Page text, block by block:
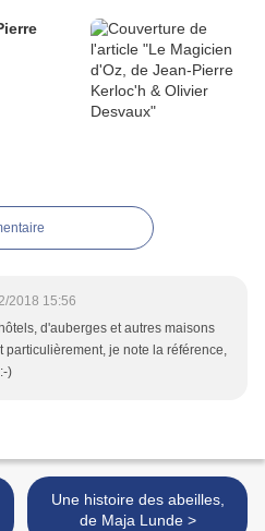
2018 15:56
d'auberges et autres maisons
particulièrement, je note la référence,
)
Une histoire des abeilles,
de Maja Lunde >